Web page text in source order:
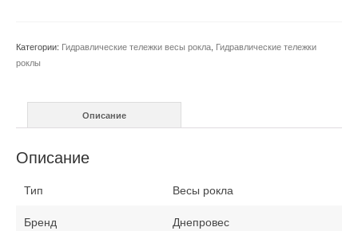
1
тонна
Категории: Гидравлические тележки весы рокла, Гидравлические тележки
роклы
Описание
Описание
Тип
Весы рокла
Бренд
Днепровес